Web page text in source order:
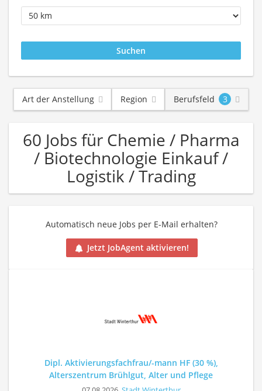
Art der Anstellung Region Berufsfeld 3
60 Jobs für Chemie / Pharma
/ Biotechnologie Einkauf /
Logistik / Trading
Automatisch neue Jobs per E-Mail erhalten?
Jetzt JobAgent aktivieren!
Dipl. Aktivierungsfachfrau/-mann HF (30 %),
Alterszentrum Brühlgut, Alter und Pflege